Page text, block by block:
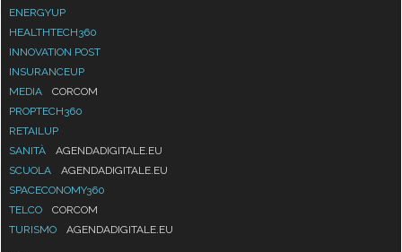
ENERGYUP
HEALTHTECH360
INNOVATION POST
INSURANCEUP
MEDIA
CORCOM
PROPTECH360
RETAILUP
SANITÀ
AGENDADIGITALE.EU
SCUOLA
AGENDADIGITALE.EU
SPACECONOMY360
TELCO
CORCOM
TURISMO
AGENDADIGITALE.EU